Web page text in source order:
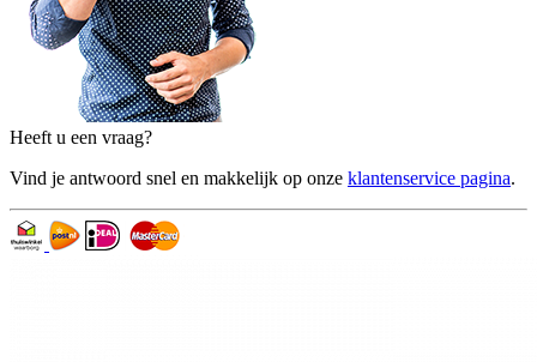
Heeft u een vraag?
Vind je antwoord snel en makkelijk op onze klantenservice pagina.